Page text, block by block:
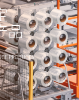
品
PRODUCTS